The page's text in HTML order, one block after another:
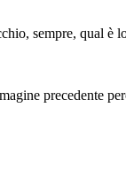
sempre, qual è
precedente